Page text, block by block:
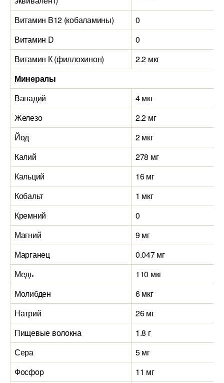
Витамин B12 (кобаламины) 0
Витамин D
0
Витамин К (филлохинон)
2.2 мкг
Минералы
Ванадий
4 мкг
Железо
2.2 мг
Йод
2 мкг
Калий
278 мг
Кальций
16 мг
Кобальт
1 мкг
Кремний
0
Магний
9 мг
Марганец
0.047 мг
Медь
110 мкг
Молибден
6 мкг
Натрий
26 мг
Пищевые волокна
1.8 г
Сера
5 мг
Фосфор
11 мг